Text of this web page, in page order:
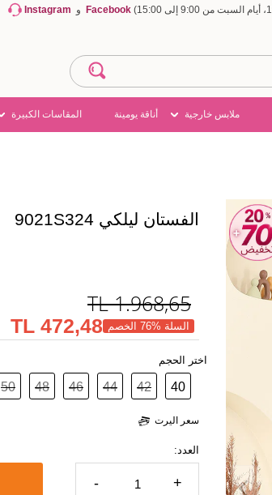
Facebook و Instagram
ملابس خارجية أناقة يومينة المقاسات الكبيرة
الفستان ليلكي 9021S324
1.968,65
TL
السلة %76 الخصم 472,48 TL
اختر الحجم
40
42
44
46
48
50
سعر اليرت
العدد:
- +